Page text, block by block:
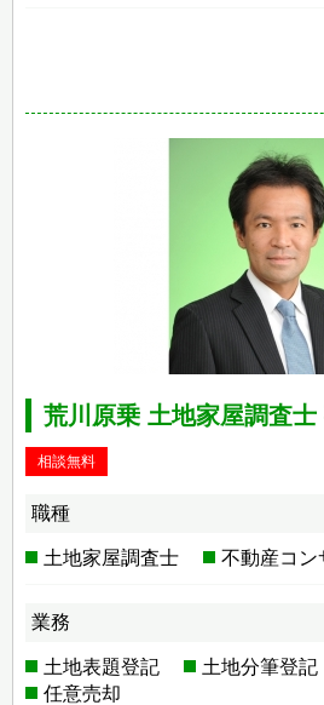
荒川原乗 土地家屋調査士
相談無料
職種
土地家屋調査士 不動産コン
業務
土地表題登記 土地分筆登記
任意売却